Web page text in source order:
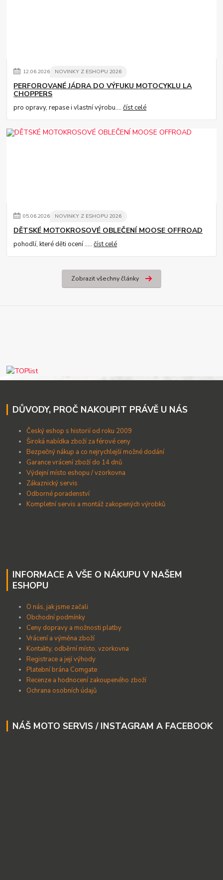
12.06.2026 NOVINKY Z ESHOPU 2026
PERFOROVANÉ JÁDRA DO VÝFUKU MOTOCYKLU LA
CHOPPERS
pro opravy, repase i vlastní výrobu....číst celé
05.06.2026 NOVINKY Z ESHOPU 2026
DĚTSKÉ MOTOKROSOVÉ OBLEČENÍ MOOSE OFFROAD
pohodlí, které děti ocení .....číst celé
Zobrazit všechny články
DŮVODY, PROČ NAKOUPIT PRÁVĚ U NÁS
Český eshop s historií od roku 2009
Široká nabídka zboží za férové ceny
Bezpečný nákup a co nejrychlejší možné dodání
Garance vrácení zboží do 14 dnů
Výdejní místo eshopu / vzorkovna
Zákaznický servis
Odborné poradenství
Kompletní servis a montáž zakopených výrobků
INFORMACE A VŠE O NÁKUPU V NAŠEM
ESHOPU
O nás, jak jsme začali
Obchodní podmínky
Ceny dopravy a možnosti platby
Vrácení a výměna zboží
Kontakty, odběrní místo, vzorkovna
Registrace a její výhody
Platební brána Comgate
Recenze a hodnocení zakoupeného zboží
Ochrana osobních údajů
NÁŠ MOTO SERVIS / INSTAGRAM A FACEBOOK